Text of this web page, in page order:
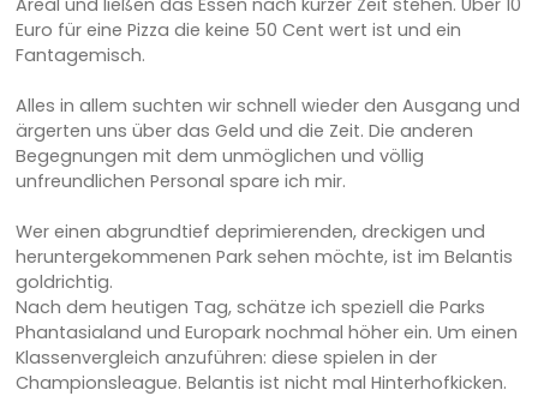
Euro für eine Pizza die keine 50 Cent wert ist und ein
Fantagemisch.
Alles in allem suchten wir schnell wieder den Ausgang und
ärgerten uns über das Geld und die Zeit. Die anderen
Begegnungen mit dem unmöglichen und völlig
unfreundlichen Personal spare ich mir.
Wer einen abgrundtief deprimierenden, dreckigen und
heruntergekommenen Park sehen möchte, ist im Belantis
goldrichtig.
Nach dem heutigen Tag, schätze ich speziell die Parks
Phantasialand und Europark nochmal höher ein. Um einen
Klassenvergleich anzuführen: diese spielen in der
Championsleague. Belantis ist nicht mal Hinterhofkicken.